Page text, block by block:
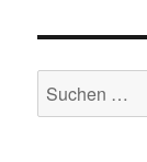
Suchen
nach: